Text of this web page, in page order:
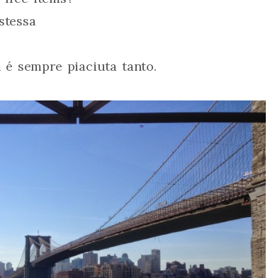
é sempre piaciuta tanto.